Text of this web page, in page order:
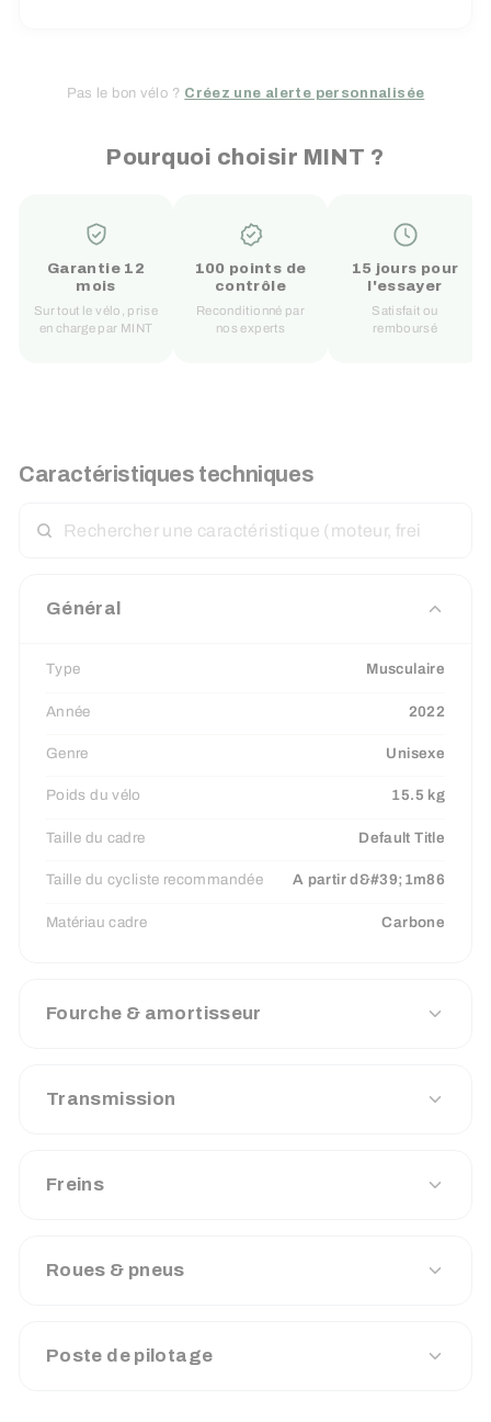
Pas le bon vélo ? Créez une alerte personnalisée
Pourquoi choisir MINT ?
Garantie 12
mois
Sur tout le vélo, prise
en charge par MINT
100 points de
contrôle
Reconditionné par
nos experts
15 jours pour
l'essayer
Satisfait ou
remboursé
Caractéristiques techniques
UNE
Général
Type Musculaire
Année 2022
Genre Unisexe
Poids du vélo 15.5 kg
Taille du cadre Default Title
Taille du cycliste recommandée A partir d&#39;1m86
Matériau cadre Carbone
Fourche & amortisseur
Transmission
Freins
Roues & pneus
Poste de pilotage